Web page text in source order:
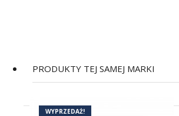
PRODUKTY TEJ SAMEJ MARKI
WYPRZEDAŻ!